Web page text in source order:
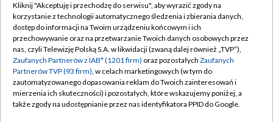
TVP
Abonament TVP
Emisja w TVP
Centrum informacji TVP
Naziemna Telewizja Cyfrowa
Regulamin TVP
Polityka prywatności
Moje zgody
Pomoc
Kliknij "Akceptuję i przechodzę do serwisu", aby wyrazić zgody na
korzystanie z technologii automatycznego śledzenia i zbierania danych,
dostęp do informacji na Twoim urządzeniu końcowym i ich
przechowywanie oraz na przetwarzanie Twoich danych osobowych przez
nas, czyli Telewizję Polską S.A. w likwidacji (zwaną dalej również „TVP”),
Zaufanych Partnerów z IAB* (1201 firm) oraz pozostałych Zaufanych
Partnerów TVP (93 firm), w celach marketingowych (w tym do
zautomatyzowanego dopasowania reklam do Twoich zainteresowań i
mierzenia ich skuteczności) i pozostałych, które wskazujemy poniżej, a
także zgody na udostępnianie przez nas identyfikatora PPID do Google.